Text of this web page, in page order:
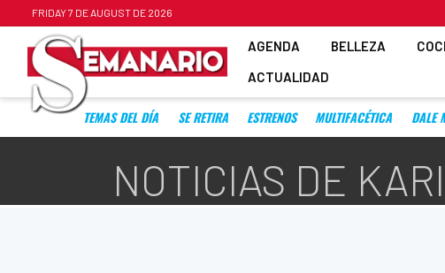
FRIDAY 7 DE AUGUST DE 2026
AGENDA BELLEZA
ACTUALIDAD
TEMAS DEL DÍA SE RETIRA ESTRENOS MULTIFACÉTICA DALE
NOTICIAS DE